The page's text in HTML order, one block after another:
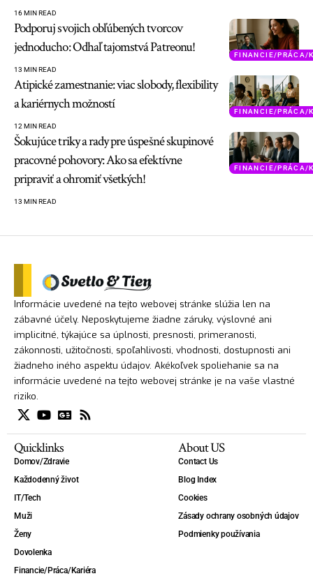
16 MIN READ
FINANCIE/PRÁCA/
Podporuj svojich obľúbených tvorcov
jednoducho: Odhaľ tajomstvá Patreonu!
13 MIN READ
FINANCIE/PRÁCA/
Atipické zamestnanie: viac slobody, flexibility
a kariérnych možností
12 MIN READ
FINANCIE/PRÁCA/
Šokujúce triky a rady pre úspešné skupinové
pracovné pohovory: Ako sa efektívne
pripraviť a ohromiť všetkých!
13 MIN READ
Informácie uvedené na tejto webovej stránke slúžia len na
zábavné účely. Neposkytujeme žiadne záruky, výslovné ani
implicitné, týkajúce sa úplnosti, presnosti, primeranosti,
zákonnosti, užitočnosti, spoľahlivosti, vhodnosti, dostupnosti ani
žiadneho iného aspektu údajov. Akékoľvek spoliehanie sa na
informácie uvedené na tejto webovej stránke je na vaše vlastné
riziko.
Quicklinks
Domov/Zdravie
Každodenný život
IT/Tech
Muži
Ženy
Dovolenka
Financie/Práca/Kariéra
About US
Contact Us
Blog Index
Cookies
Zásady ochrany osobných údajov
Podmienky používania